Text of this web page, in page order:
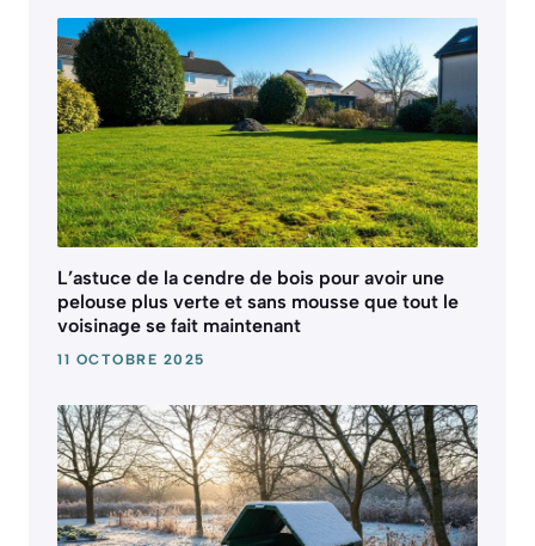
L’astuce de la cendre de bois pour avoir une
pelouse plus verte et sans mousse que tout le
voisinage se fait maintenant
11 OCTOBRE 2025